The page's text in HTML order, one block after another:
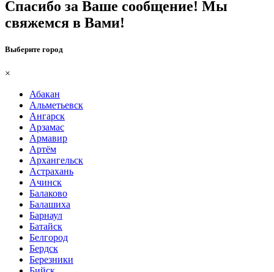
Спасибо за Ваше сообщение! Мы
свяжемся в Вами!
Выберите город
×
Абакан
Альметьевск
Ангарск
Арзамас
Армавир
Артём
Архангельск
Астрахань
Ачинск
Балаково
Балашиха
Барнаул
Батайск
Белгород
Бердск
Березники